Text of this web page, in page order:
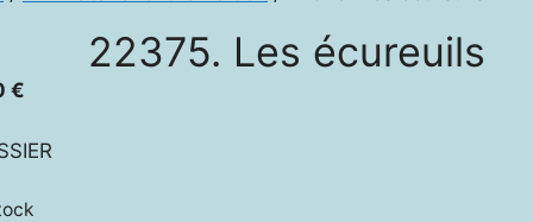
22375. Les écureuils
€